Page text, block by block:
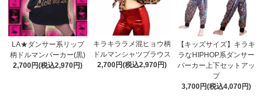
LA★ダンサー系リップ
柄ドルマンパーカー(黒)
2,700円(税込2,970円)
キラキララメ混ヒョウ柄
ドルマンシャツブラウス
2,700円(税込2,970円)
【キッズサイズ】キラキ
ラなHIPHOP系ダンサー
パーカー上下セットアッ
プ
3,700円(税込4,070円)